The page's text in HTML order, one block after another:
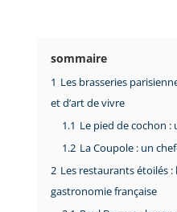
sommaire
1 Les brasseries
et d’art de vivre
1.1 Le pied de cochon
1.2 La Coupole : un
2 Les restaurants étoilés :
gastronomie française